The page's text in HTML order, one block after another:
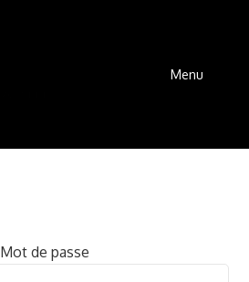
Menu
Mot de passe